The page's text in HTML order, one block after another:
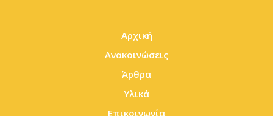
Αρχική
Ανακοινώσεις
Άρθρα
Υλικά
Επικοινωνία